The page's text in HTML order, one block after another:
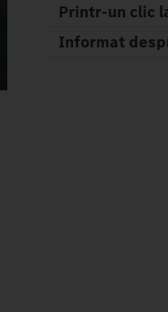
Printr-un clic
Informat